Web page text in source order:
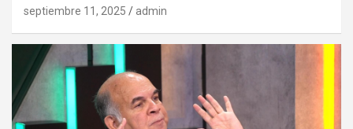
septiembre 11, 2025 admin